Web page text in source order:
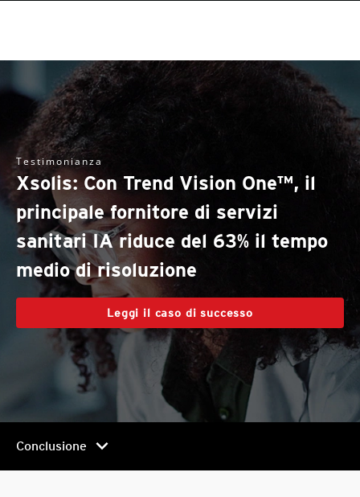
Testimonianza
Xsolis: Con Trend Vision One™, il
principale fornitore di servizi
sanitari IA riduce del 63% il tempo
medio di risoluzione
Leggi il caso di successo
Conclusione chevron_right
Products